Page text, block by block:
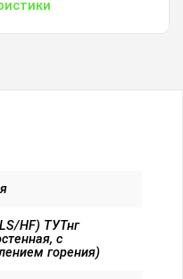
HF) ТУТнг
с
горения)